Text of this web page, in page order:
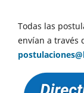
Todas las
envían a través